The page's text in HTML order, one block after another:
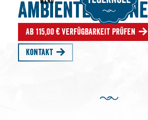
Ambiente Janine
Ab 115,00 € Verfügbarkeit prüfen
Kontakt
MENU